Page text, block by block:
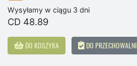
Wysyłamy w ciągu 3 dni
CD 48.89
DO KOSZYKA DO PRZECHOWALNI